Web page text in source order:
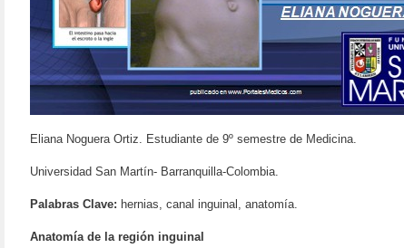
Eliana Noguera Ortiz. Estudiante de 9º semestre de Medicina.
Universidad San Martín- Barranquilla-Colombia.
Palabras Clave: hernias, canal inguinal, anatomía.
Anatomía de la región inguinal